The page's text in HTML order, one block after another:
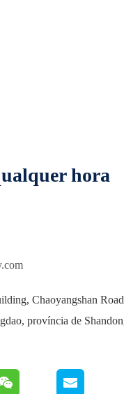
hora
Chaoyangshan
província de